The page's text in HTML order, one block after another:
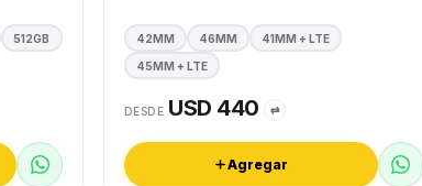
512GB 42MM 46MM 41MM + LTE
45MM + LTE
DESDE USD 440 ⇄
Agregar